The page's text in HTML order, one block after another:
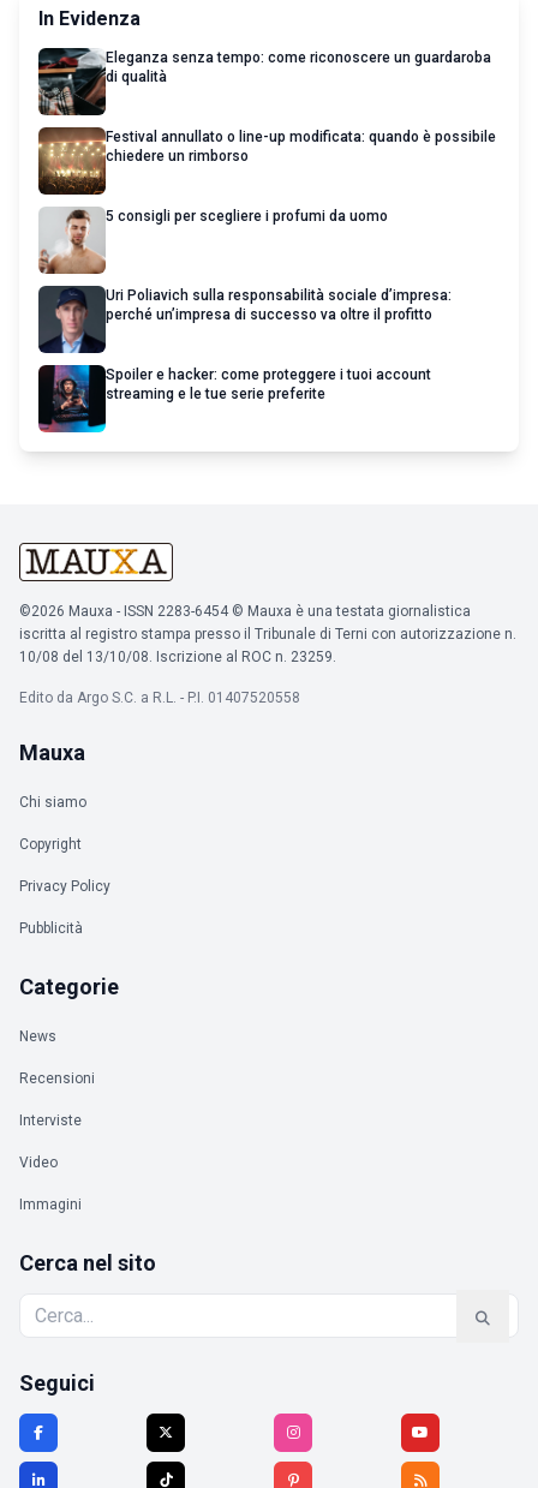
In Evidenza
Eleganza senza tempo: come riconoscere un guardaroba
di qualità
Festival annullato o line-up modificata: quando è possibile
chiedere un rimborso
5 consigli per scegliere i profumi da uomo
Uri Poliavich sulla responsabilità sociale d’impresa:
perché un’impresa di successo va oltre il profitto
Spoiler e hacker: come proteggere i tuoi account
streaming e le tue serie preferite
©2026 Mauxa - ISSN 2283-6454 © Mauxa è una testata giornalistica
iscritta al registro stampa presso il Tribunale di Terni con autorizzazione n.
10/08 del 13/10/08. Iscrizione al ROC n. 23259.
Edito da Argo S.C. a R.L. - P.I. 01407520558
Mauxa
Chi siamo
Copyright
Privacy Policy
Pubblicità
Categorie
News
Recensioni
Interviste
Video
Immagini
Cerca nel sito
Seguici